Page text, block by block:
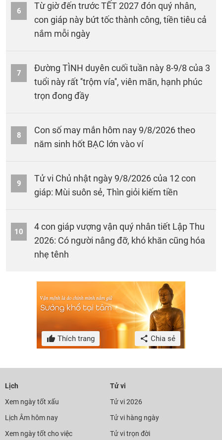
6
Từ giờ đến trước TẾT 2027 đón quý nhân,
con giáp này bứt tốc thành công, tiền tiêu cả
nắm mỗi ngày
7
Đường TÌNH duyên cuối tuần này 8-9/8 của 3
tuổi này rất ''trộm vía'', viên mãn, hạnh phúc
trọn đong đầy
8
Con số may mắn hôm nay 9/8/2026 theo
năm sinh hốt BẠC lớn vào ví
9
Tử vi Chủ nhật ngày 9/8/2026 của 12 con
giáp: Mùi suôn sẻ, Thìn giỏi kiếm tiền
10
4 con giáp vượng vận quý nhân tiết Lập Thu
2026: Có người nâng đỡ, khó khăn cũng hóa
nhẹ tênh
Thích trang Chia sẻ
Lịch
Xem ngày tốt xấu
Lịch Âm hôm nay
Xem ngày tốt cho việc
Tử vi
Tử vi 2026
Tử vi hàng ngày
Tử vi trọn đời